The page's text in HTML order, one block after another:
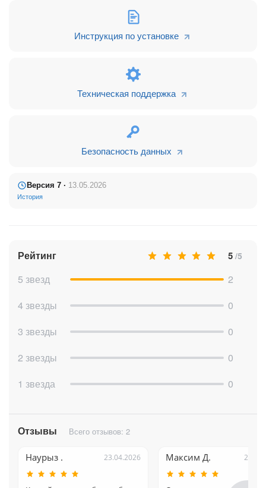
Поддержка универсальных шорткодов для отправки
шаблонных сообщений из роботов, бизнес-процессов и
виджета "Сообщения"
автоматически закрывать диалог в открытой линии из
нужной стадии сделки или лида.
при переходе пользователя из рекламы (Facebook,
С тарифами на интеграцию можно ознакомиться на сайте
Инструкция по установке
Техническая поддержка
Безопасность данных
Версия 7 · 13.05.2026
История
Рейтинг 5 /5
5 звезд
2
4 звезды
0
3 звезды
0
2 звезды
0
1 звезда
0
Отзывы Всего отзывов: 2
Наурыз . 23.04.2026 Максим Д.